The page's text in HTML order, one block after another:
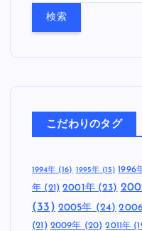
こだわりのタグ
1994年(16) 1995年 (15) 1996
年 (21) 2001年(23)
(33) 2005年 (24)
(21) 2009年 (20) 2011年